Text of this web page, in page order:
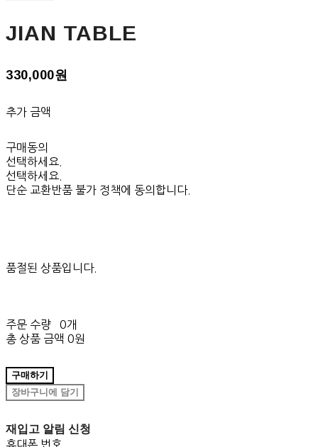
JIAN TABLE
330,000원
추가 금액
구매동의
선택하세요.
선택하세요.
단순 교환반품 불가 정책에 동의합니다.
품절된 상품입니다.
주문 수량
0개
총 상품 금액 0원
구매하기
장바구니에 담기
재입고 알림 신청
휴대폰 번호